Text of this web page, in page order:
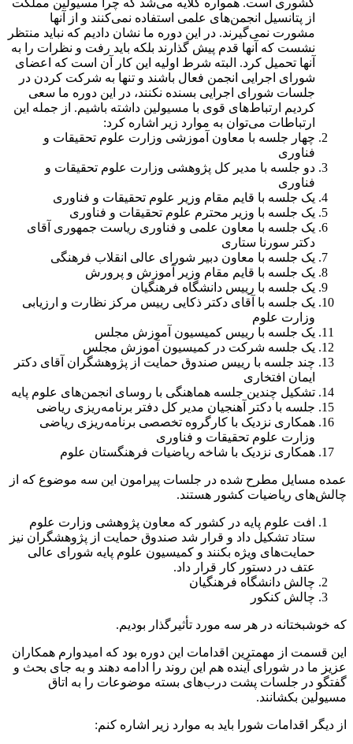
از پتانسیل انجمن‌های علمی استفاده نمی‌کنند و از آنها
مشورت نمی‌گیرند. در این دوره ما نشان دادیم که نباید منتظر
نشست که آنها قدم پیش گذارند بلکه باید رفت و نظرات را به
آنها تحمیل کرد. البته شرط اولیه این کار آن است که اعضای
شورای اجرایی انجمن فعال باشند و تنها به شرکت کردن در
جلسات شورای اجرایی بسنده نکنند، در این دوره ما سعی
کردیم ارتباط‌های قوی با مسیولین داشته باشیم. از جمله این
ارتباطات می‌توان به موارد زیر اشاره کرد:
چهار جلسه با معاون آموزشی وزارت علوم تحقیقات و
فناوری
دو جلسه با مدیر کل پژوهشی وزارت علوم تحقیقات و
فناوری
یک جلسه با قایم مقام وزیر علوم تحقیقات و فناوری
یک جلسه با وزیر محترم علوم تحقیقات و فناوری
یک جلسه با معاون علمی و فناوری ریاست جمهوری آقای
دکتر سورنا ستاری
یک جلسه با معاون دبیر شورای عالی انقلاب فرهنگی
یک جلسه با قایم مقام وزیر آموزش و پرورش
یک جلسه با رییس دانشگاه فرهنگیان
یک جلسه با آقای دکتر ذکایی رییس مرکز نظارت و ارزیابی
وزارت علوم
یک جلسه با رییس کمیسیون آموزش مجلس
یک جلسه شرکت در کمیسیون آموزش مجلس
چند جلسه با رییس صندوق حمایت از پژوهشگران آقای دکتر
ایمان افتخاری
تشکیل چندین جلسه هماهنگی با روسای انجمن‌های علوم پایه
جلسه با دکتر آهنجیان مدیر کل دفتر برنامه‌ریزی ریاضی
همکاری نزدیک با کارگروه تخصصی برنامه‌ریزی ریاضی
وزارت علوم تحقیقات و فناوری
همکاری نزدیک با شاخه ریاضیات فرهنگستان علوم
عمده مسایل مطرح شده در جلسات پیرامون این سه موضوع که از
چالش‌های ریاضیات کشور هستند.
افت علوم پایه در کشور که معاون پژوهشی وزارت علوم
ستاد تشکیل داد و قرار شد صندوق حمایت از پژوهشگران نیز
حمایت‌های ویژه بکنند و کمیسیون علوم پایه شورای عالی
عتف در دستور کار قرار داد.
چالش دانشگاه فرهنگیان
چالش کنکور
که خوشبختانه در هر سه مورد تأثیرگذار بودیم.
این قسمت از مهمترین اقدامات این دوره بود که امیدوارم همکاران
عزیز ما در شورای آینده هم این روند را ادامه دهند و به جای بحث و
گفتگو در جلسات پشت درب‌های بسته موضوعات را به اتاق
مسیولین بکشانند.
از دیگر اقدامات شورا باید به موارد زیر اشاره کنم: